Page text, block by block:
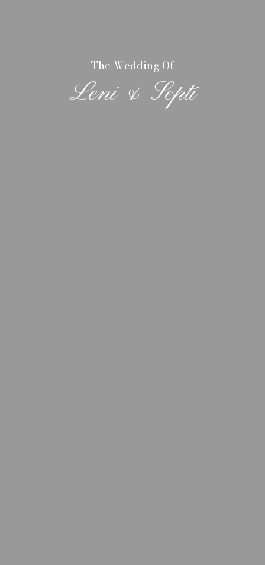
The Wedding Of
Leni & Septi